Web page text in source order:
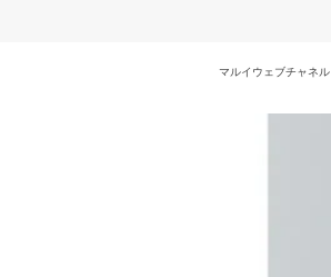
マルイウェブチャネル